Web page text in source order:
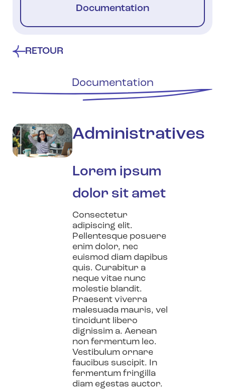
Documentation
RETOUR
Documentation
Administratives
Lorem ipsum
dolor sit amet
Consectetur
adipiscing elit.
Pellentesque posuere
enim dolor, nec
euismod diam dapibus
quis. Curabitur a
neque vitae nunc
molestie blandit.
Praesent viverra
malesuada mauris, vel
tincidunt libero
dignissim a. Aenean
non fermentum leo.
Vestibulum ornare
faucibus suscipit. In
fermentum fringilla
diam egestas auctor.